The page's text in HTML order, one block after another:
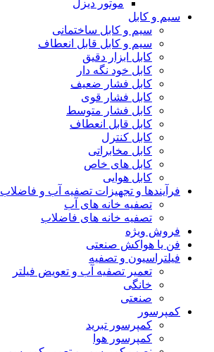
موتور دیزل
سیم و کابل
سیم و کابل ساختمانی
سیم و کابل قابل انعطاف
کابل ابزار دقیق
کابل خود نگه دار
کابل فشار ضعیف
کابل فشار قوی
کابل فشار متوسط
کابل قابل انعطاف
کابل کنترل
کابل مخابراتی
کابل های خاص
کابل هوایی
فرآیندها و تجهیزات تصفیه آب و فاضلاب
تصفیه خانه های آب
تصفیه خانه های فاضلاب
فروش ویژه
فن یا هواکش صنعتی
فیلتراسیون و تصفیه
تعمیر تصفیه آب و تعویض فیلتر
خانگی
صنعتی
کمپرسور
کمپرسور تبرید
کمپرسور هوا